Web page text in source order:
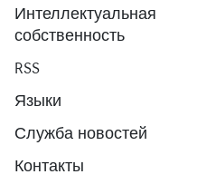
Интеллектуальная
собственность
RSS
Языки
Служба новостей
Контакты